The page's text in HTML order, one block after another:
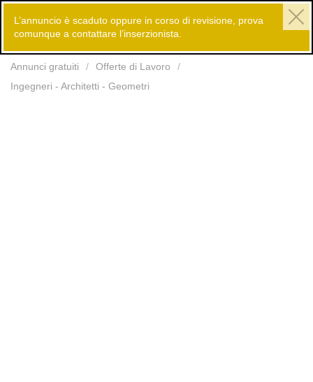
Annunci gratuiti
Offerte di Lavoro
Ingegneri - Architetti - Geometri
L’annuncio è scaduto oppure in corso di revisione, prova
comunque a contattare l’inserzionista.